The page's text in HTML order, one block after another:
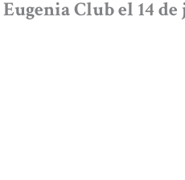
Club el 14 de